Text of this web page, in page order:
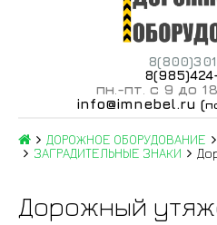
пн -пт с 9 до 18
info@imnebel.ru (
ДОРОЖНОЕ ОБОРУДОВАНИЕ
ЗАГРАДИТЕЛЬНЫЕ ЗНАКИ
Дорожный